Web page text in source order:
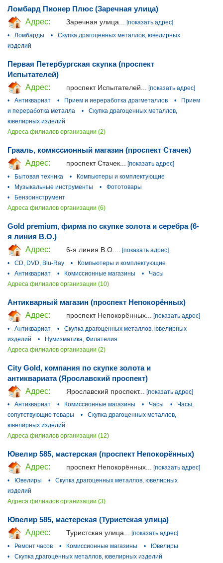
Ломбард Пионер Плюс (Заречная улица)
Адрес:
Заречная улица...
[показать адрес]
•
Ломбарды •
Скупка драгоценных металлов, ювелирных
изделий
Первая Петербургская скупка (проспект
Испытателей)
Адрес:
проспект Испытателей...
[показать адрес]
•
Антиквариат • Прием и иереработка драгметаллов •
Прием
и переработка металла
•
Скупка драгоценных металлов,
ювелирных изделий
Адреса филиалов организации (2)
Грааль, комиссионный магазин (проспект Стачек)
Адрес:
проспект Стачек... [показать адрес]
•
Бытовая техника •
Компьютеры и комплектующие
•
Музыкальные инструменты •
Фототовары
•
Бензоинструмент
Адреса филиалов организации (6)
Gold premium, фирма по скупке золота и серебра (6-
я линия В.О.)
Адрес:
6-я линия В.О....
[показать адрес]
•
CD, DVD, Blu-Ray •
Компьютеры и комплектующие
•
Антиквариат • Комиссионные магазины •
Часы
Адреса филиалов организации (10)
Антикварный магазин (проспект Непокорённых)
Адрес:
проспект Непокорённых...
[показать адрес]
•
Антиквариат •
Скупка драгоценных металлов, ювелирных
изделий
•
Нумизматика, Филателия
Адреса филиалов организации (2)
City Gold, компания по скупке золота и
антиквариата (Ярославский проспект)
Адрес:
Ярославский проспект...
[показать адрес]
•
Антиквариат • Комиссионные магазины • Часы •
Часы,
сопутствующие товары
•
Скупка драгоценных металлов,
ювелирных изделий
Адреса филиалов организации (12)
Ювелир 585, мастерская (проспект Непокорённых)
Адрес:
проспект Непокорённых... [показать адрес]
•
Ювелиры •
Скупка драгоценных металлов, ювелирных
изделий
Адреса филиалов организации (3)
Ювелир 585, мастерская (Туристская улица)
Адрес:
Туристская улица... [показать адрес]
•
Ремонт часов • Комиссионные магазины •
Ювелиры
•
Скупка драгоценных металлов, ювелирных изделий